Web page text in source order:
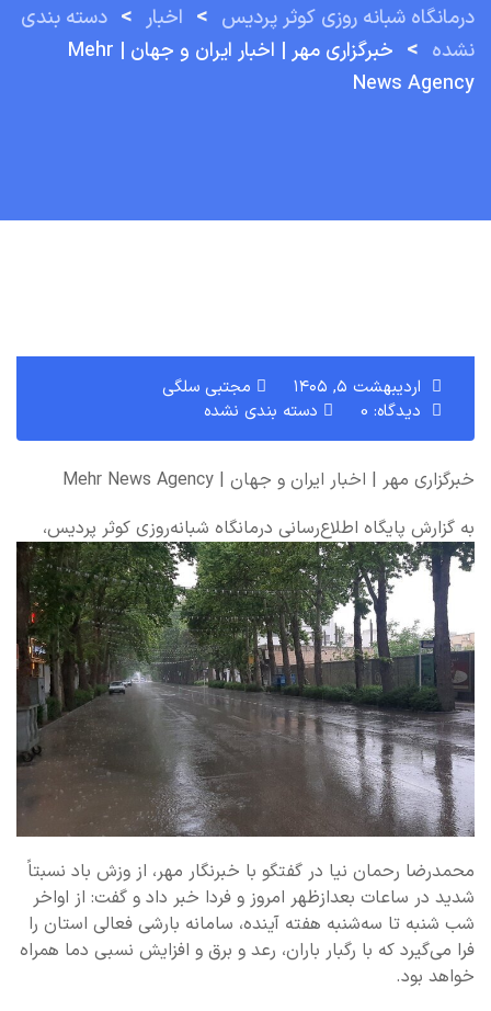
درمانگاه شبانه روزی کوثر پردیس > اخبار > دسته بندی
نشده >
خبرگزاری مهر | اخبار ایران و جهان | Mehr
News Agency
اردیبهشت ۵, ۱۴۰۵
مجتبی سلگی
دیدگاه: 0
دسته بندی نشده
خبرگزاری مهر | اخبار ایران و جهان | Mehr News Agency
به گزارش پایگاه اطلاع‌رسانی درمانگاه شبانه‌روزی کوثر پردیس،
محمدرضا رحمان نیا در گفتگو با خبرنگار مهر، از وزش باد نسبتاً
شدید در ساعات بعدازظهر امروز و فردا خبر داد و گفت: از اواخر
شب شنبه تا سه‌شنبه هفته آینده، سامانه بارشی فعالی استان را
فرا می‌گیرد که با رگبار باران، رعد و برق و افزایش نسبی دما همراه
خواهد بود.